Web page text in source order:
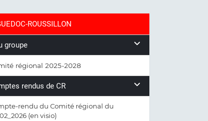
ROUSSILLON
groupe
régional 2025-2028
rendus de CR
rendu du Comité régional du
(en visio)